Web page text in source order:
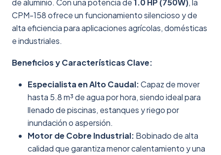
de aluminio. Con una potencia de1.0 HP (750W), la
CPM-158 ofrece un funcionamiento silencioso y de
alta eficiencia para aplicaciones agrícolas, domésticas
e industriales.
Beneficios y Características Clave:
Especialista en Alto Caudal:Capaz de mover
hasta 5.8 m³ de agua por hora, siendo ideal para
llenado de piscinas, estanques y riego por
inundación o aspersión.
Motor de Cobre Industrial: Bobinado de alta
calidad que garantiza menor calentamiento y una